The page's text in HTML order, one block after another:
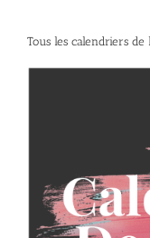
Tous les calendriers de